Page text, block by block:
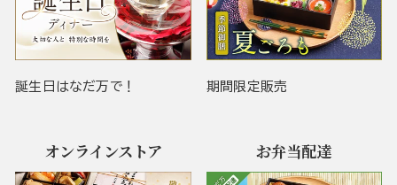
誕生日はなだ万で！ 期間限定販売
オンラインストア お弁当配達